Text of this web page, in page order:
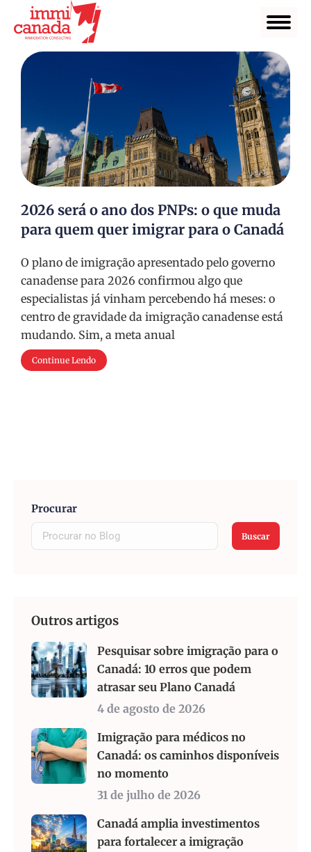
2026 será o ano dos PNPs: o que muda
para quem quer imigrar para o Canadá
O plano de imigração apresentado pelo governo
canadense para 2026 confirmou algo que
especialistas já vinham percebendo há meses: o
centro de gravidade da imigração canadense está
mudando. Sim, a meta anual
Continue Lendo
Procurar
Buscar
Outros artigos
Pesquisar sobre imigração para o
Canadá: 10 erros que podem
atrasar seu Plano Canadá
4 de agosto de 2026
Imigração para médicos no
Canadá: os caminhos disponíveis
no momento
31 de julho de 2026
Canadá amplia investimentos
para fortalecer a imigração